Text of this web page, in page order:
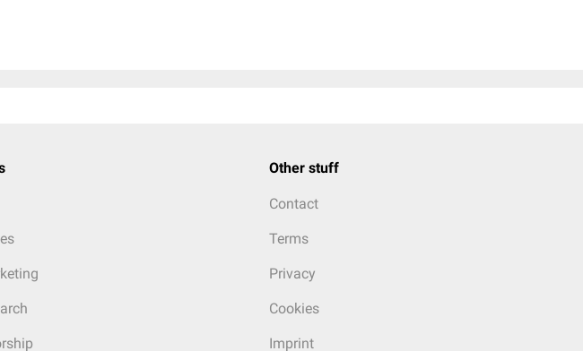
Other stuff
Contact
Terms
Privacy
Cookies
Imprint